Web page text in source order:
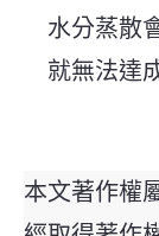
水分蒸散
就無法達
本文著作權